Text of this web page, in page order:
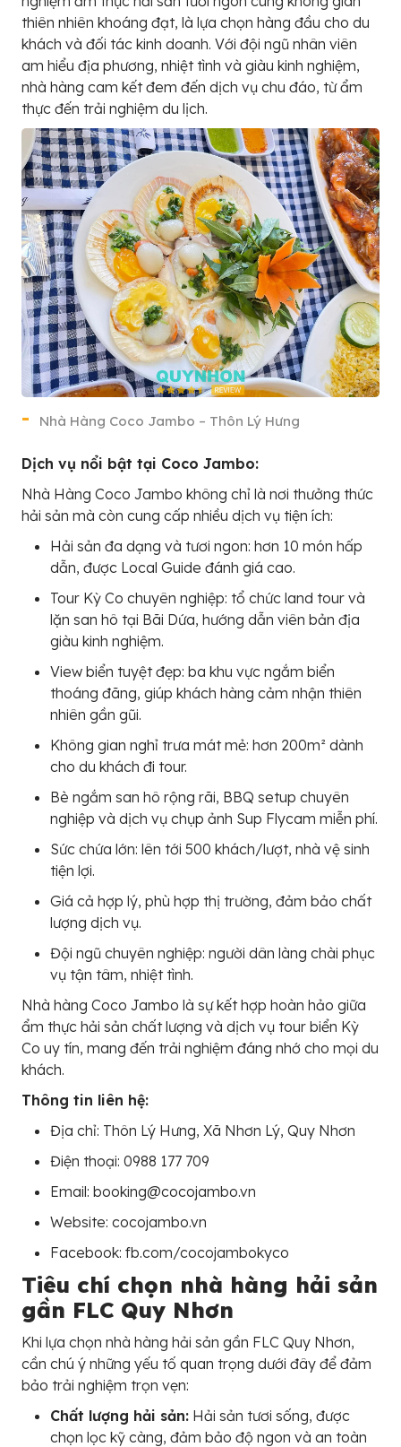
thiên nhiên khoáng đạt, là lựa chọn hàng đầu cho du
khách và đối tác kinh doanh. Với đội ngũ nhân viên
am hiểu địa phương, nhiệt tình và giàu kinh nghiệm,
nhà hàng cam kết đem đến dịch vụ chu đáo, từ ẩm
thực đến trải nghiệm du lịch.
Nhà Hàng Coco Jambo – Thôn Lý Hưng
Dịch vụ nổi bật tại Coco Jambo:
Nhà Hàng Coco Jambo không chỉ là nơi thưởng thức
hải sản mà còn cung cấp nhiều dịch vụ tiện ích:
Hải sản đa dạng và tươi ngon: hơn 10 món hấp
dẫn, được Local Guide đánh giá cao.
Tour Kỳ Co chuyên nghiệp: tổ chức land tour và
lặn san hô tại Bãi Dứa, hướng dẫn viên bản địa
giàu kinh nghiệm.
View biển tuyệt đẹp: ba khu vực ngắm biển
thoáng đãng, giúp khách hàng cảm nhận thiên
nhiên gần gũi.
Không gian nghỉ trưa mát mẻ: hơn 200m² dành
cho du khách đi tour.
Bè ngắm san hô rộng rãi, BBQ setup chuyên
nghiệp và dịch vụ chụp ảnh Sup Flycam miễn phí.
Sức chứa lớn: lên tới 500 khách/lượt, nhà vệ sinh
tiện lợi.
Giá cả hợp lý, phù hợp thị trường, đảm bảo chất
lượng dịch vụ.
Đội ngũ chuyên nghiệp: người dân làng chài phục
vụ tận tâm, nhiệt tình.
Nhà hàng Coco Jambo là sự kết hợp hoàn hảo giữa
ẩm thực hải sản chất lượng và dịch vụ tour biển Kỳ
Co uy tín, mang đến trải nghiệm đáng nhớ cho mọi du
khách.
Thông tin liên hệ:
Địa chỉ: Thôn Lý Hưng, Xã Nhơn Lý, Quy Nhơn
Điện thoại: 0988 177 709
Email: booking@cocojambo.vn
Website: cocojambo.vn
Facebook: fb.com/cocojambokyco
Tiêu chí chọn nhà hàng hải sản
gần FLC Quy Nhơn
Khi lựa chọn nhà hàng hải sản gần FLC Quy Nhơn,
cần chú ý những yếu tố quan trọng dưới đây để đảm
bảo trải nghiệm trọn vẹn:
Chất lượng hải sản: Hải sản tươi sống, được
chọn lọc kỹ càng, đảm bảo độ ngon và an toàn